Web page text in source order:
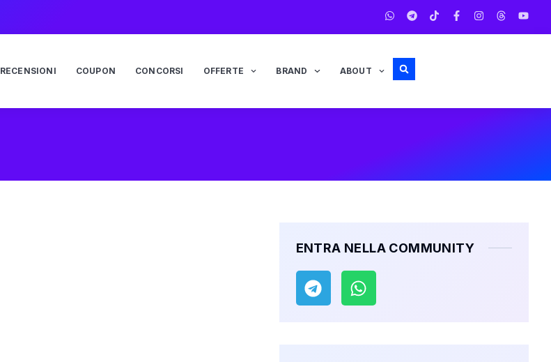
RECENSIONI COUPON CONCORSI OFFERTE BRAND ABOUT
ENTRA NELLA COMMUNITY